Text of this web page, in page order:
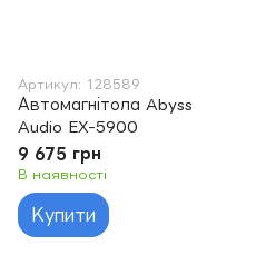
Артикул: 128589
Автомагнітола Abyss
Audio EX-5900
9 675 грн
В наявності
Купити